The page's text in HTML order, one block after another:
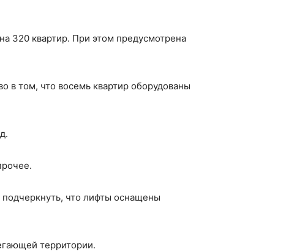
320 квартир. При этом предусмотрена
в том, что восемь квартир оборудованы
что лифты оснащены
территории.